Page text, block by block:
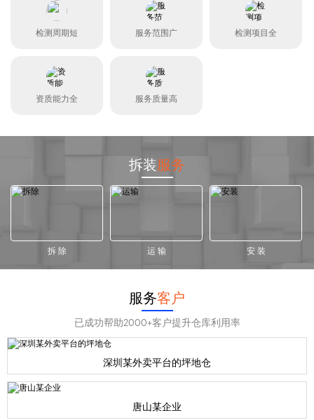
检测周期短 服务范围广 检测项目全
资质能力全 服务质量高
拆装服务
拆 除 运 输 安 装
服务客户
已成功帮助2000+客户提升仓库利用率
深圳某外卖平台的坪地仓
唐山某企业